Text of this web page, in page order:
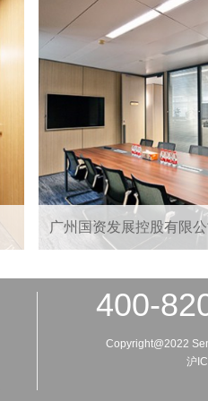
广州国资发展控股有限
400-
Copyright@2022
沪